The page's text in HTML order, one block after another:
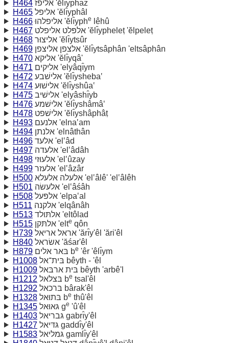
H464
אליפז 'ĕlı̂yphaz
H465
אליפל 'ĕlı̂yphâl
H466
אליפלהוּ 'ĕlı̂yphe
lêhû
H467
אלפּלט אליפלט 'ĕlı̂ypheleṭ 'ĕlpeleṭ
H468
אליצוּר 'ĕlı̂ytsûr
H469
אלצפן אליצפן 'ĕlı̂ytsâphân 'eltsâphân
H470
אליקא 'ĕlı̂yqâ'
H471
אליקים 'elyâqı̂ym
H472
אלישׁבע 'ĕlı̂ysheba‛
H474
אלישׁוּע 'ĕlı̂yshûa‛
H475
אלישׁיב 'elyâshı̂yb
H476
אלישׁמע 'ĕlı̂yshâmâ‛
H478
אלישׁפט 'ĕlı̂yshâphâṭ
H493
אלנעם 'elna‛am
H494
אלנתן 'elnâthân
H496
אלעד 'el‛âd
H497
אלעדה 'el‛âdâh
H498
אלעוּזי 'el‛ûzay
H499
אלעזר 'el‛âzâr
H500
אלעלה אלעלא 'el‛âlê' 'el‛âlêh
H501
אלעשׂה 'el‛âśâh
H508
אלפּעל 'elpa‛al
H511
אלקנה 'elqânâh
H513
אלתּולד 'eltôlad
H515
אלתּקן 'elte qôn
H739
אראל אריאל 'ărı̂y'êl 'ări'êl
H840
אשׂראל 'ăśar'êl
H879
בּאר אלים be 'êr 'êlı̂ym
H1008
בּית־אל bêyth - 'êl
H1009
בּית ארבּאל bêyth 'arbê'l
H1212
בּצלאל be tsal'êl
H1292
בּרכאל bârak'êl
H1328
בּתוּאל be thû'êl
H1345
גּאוּאל ge 'û'êl
H1403
גּבריאל gabrı̂y'êl
H1427
גּדּיאל gaddı̂y'êl
H1583
גּמליאל gamlı̂y'êl